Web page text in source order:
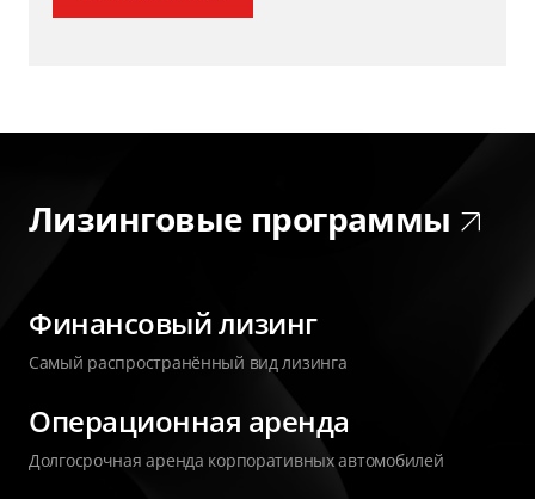
Лизинговые программы
Финансовый лизинг
Самый распространённый вид лизинга
Операционная аренда
Долгосрочная аренда корпоративных автомобилей